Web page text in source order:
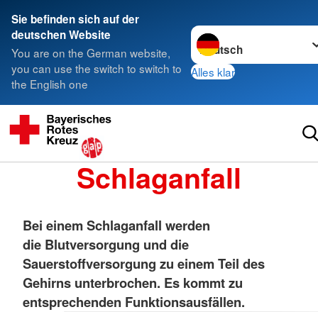
Sie befinden sich auf der
deutschen Website
You are on the German website,
you can use the switch to switch to
the English one
Sprache wechseln zu
Alles klar
Schlaganfall
Bei einem Schlaganfall werden
die Blutversorgung und die
Sauerstoffversorgung zu einem Teil des
Gehirns unterbrochen. Es kommt zu
entsprechenden Funktionsausfällen.